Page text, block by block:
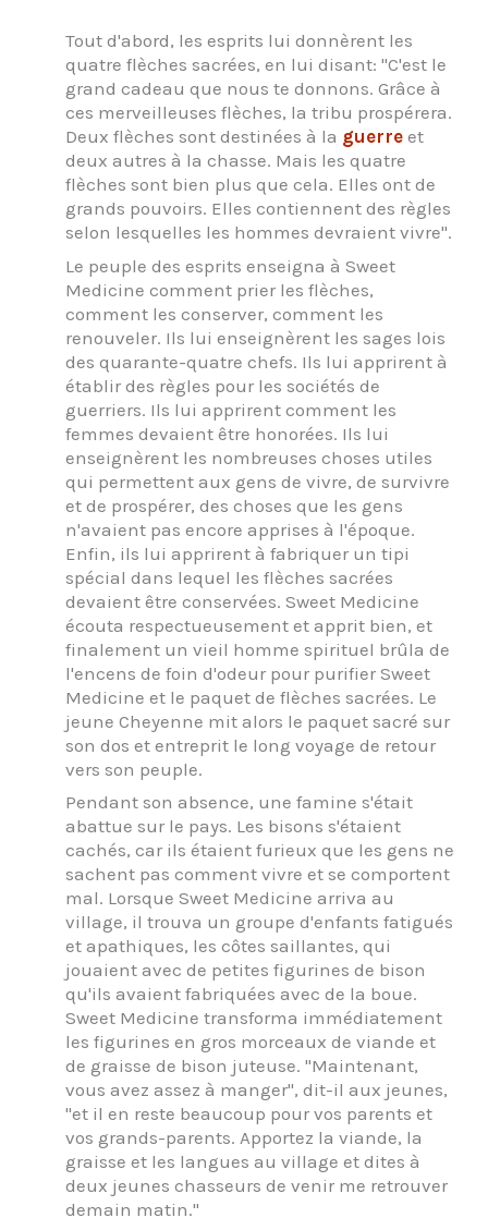
Tout d'abord, les esprits lui donnèrent les
quatre flèches sacrées, en lui disant: "C'est le
grand cadeau que nous te donnons. Grâce à
ces merveilleuses flèches, la tribu prospérera.
Deux flèches sont destinées à la guerre et
deux autres à la chasse. Mais les quatre
flèches sont bien plus que cela. Elles ont de
grands pouvoirs. Elles contiennent des règles
selon lesquelles les hommes devraient vivre".
Le peuple des esprits enseigna à Sweet
Medicine comment prier les flèches,
comment les conserver, comment les
renouveler. Ils lui enseignèrent les sages lois
des quarante-quatre chefs. Ils lui apprirent à
établir des règles pour les sociétés de
guerriers. Ils lui apprirent comment les
femmes devaient être honorées. Ils lui
enseignèrent les nombreuses choses utiles
qui permettent aux gens de vivre, de survivre
et de prospérer, des choses que les gens
n'avaient pas encore apprises à l'époque.
Enfin, ils lui apprirent à fabriquer un tipi
spécial dans lequel les flèches sacrées
devaient être conservées. Sweet Medicine
écouta respectueusement et apprit bien, et
finalement un vieil homme spirituel brûla de
l'encens de foin d'odeur pour purifier Sweet
Medicine et le paquet de flèches sacrées. Le
jeune Cheyenne mit alors le paquet sacré sur
son dos et entreprit le long voyage de retour
vers son peuple.
Pendant son absence, une famine s'était
abattue sur le pays. Les bisons s'étaient
cachés, car ils étaient furieux que les gens ne
sachent pas comment vivre et se comportent
mal. Lorsque Sweet Medicine arriva au
village, il trouva un groupe d'enfants fatigués
et apathiques, les côtes saillantes, qui
jouaient avec de petites figurines de bison
qu'ils avaient fabriquées avec de la boue.
Sweet Medicine transforma immédiatement
les figurines en gros morceaux de viande et
de graisse de bison juteuse. "Maintenant,
vous avez assez à manger", dit-il aux jeunes,
"et il en reste beaucoup pour vos parents et
vos grands-parents. Apportez la viande, la
graisse et les langues au village et dites à
deux jeunes chasseurs de venir me retrouver
demain matin."